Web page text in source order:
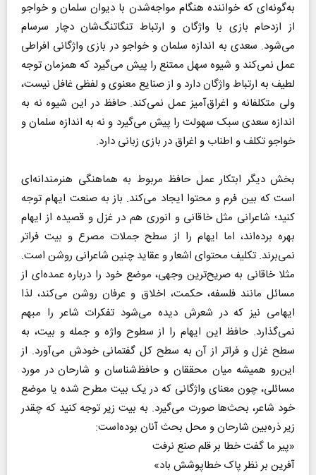
به‌گونه‌ای که خواننده هنگام مواجه‌شدن با دیوان سلمان و خواجو
از ازدحام بازی با واژگان و ارتباط تنگاتنگ‌شان دچار سرسام
می‌شود. سعدی به اندازه سلمان و خواجو در بازی واژگانی افراطی
عمل نمی‌کند و شیوه سهل ممتنع را پیش می‌گیرد که همزمان توجه
لطیف به ارتباط واژگان دارد و از صنایع معنوی و لفظی غافل نیست،
ولی متکلفانه و اغراق‌آمیز عمل نمی‌کند. حافظ در این شیوه نه به
اندازه سعدی سبک سهولت را پیش می‌گیرد و نه به اندازه سلمان و
خواجو تکلف و اطناب و اغراق در بازی زبانی دارد.
بخش دیگر ابتکار عمل حافظ مربوط به هماهنگی هنرمندانه‌ای
است که بین فرم و محتوا ایجاد می‌کند. باز به صنعت ایهام توجه
کنید؛ شاعرانی مثل خاقانی و انوری هم در غزل و قصیده از ایهام
بهره برده‌اند، اما ایهام را از سطح جملات مصرع و بیت فراتر
نمی‌برند. تکلیف محتوای اشعار و عقاید چنین شاعرانی روشن است.
مثلا خاقانی به صریح‌ترین وجهی، موضع خود را درباره عمده‌ای از
مسائل مانند فلسفه، حکمت، اخلاق و عرفان روشن می‌کند، لذا
ایهامی نیز که در شعرش دیده می‌شود تفکرات شاعر را مبهم
نمی‌گذارد. حافظ این ایهام را از سطوح واژه و جمله و بیت، به
سطح غزل و فراتر از آن به سطح کل گفتمانی خودش می‌آورد. از
این‌رو همیشه میان محققان و حافظ‌شناسان و شارحان در مورد
مسائلی، چون معنای واژگانی که در یک بیت مطرح شده یا موضع
خود شاعر، بحث‌ها صورت می‌گیرد. به بیت زیر توجه کنید که چقدر
زیر ذره‌بین شارحان و محل بحث آنان بوده‌است:
«پیر ما گفت خطا بر قلم صنع نرفت
آفرین بر نظر پاک خطاپوشش باد»